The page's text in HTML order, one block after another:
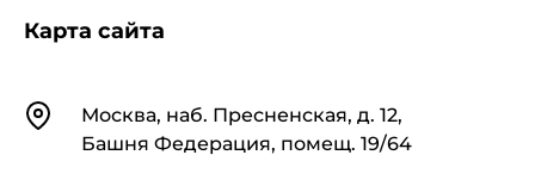
КонтактыМосква, наб. Пресненская, д. 12,
Башня Федерация, помещ. 19/64
Карта сайта